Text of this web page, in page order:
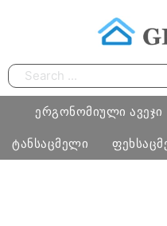
Search
ერგონომიული ავეჯი
ტანსაცმელი